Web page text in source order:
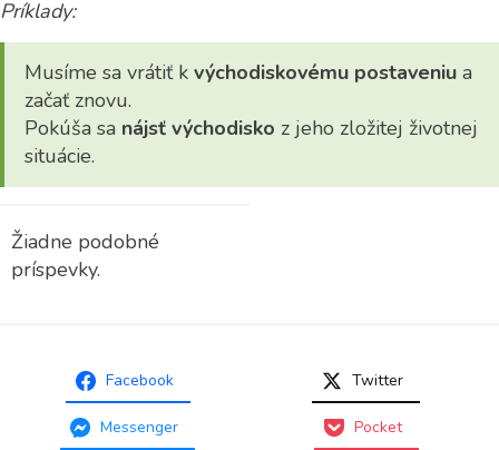
Príklady:
Musíme sa vrátiť k východiskovému postaveniu a
začať znovu.
Pokúša sa nájsť východisko z jeho zložitej životnej
situácie.
Žiadne podobné
príspevky.
Facebook Twitter
Messenger Pocket